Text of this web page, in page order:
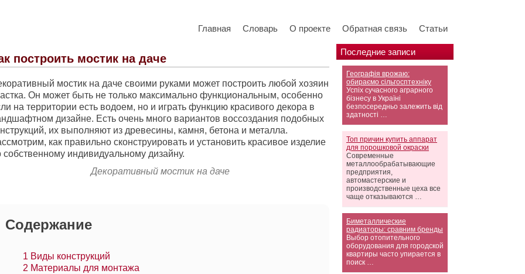
Главная Словарь О проекте Обратная связь Статьи
Последние записи
Географія врожаю:
обираємо сільгосптехніку
Успіх сучасного аграрного
бізнесу в Україні
безпосередньо залежить від
здатності …
Топ причин купить аппарат
для порошковой окраски
Современные
металлообрабатывающие
предприятия,
автомастерские и
производственные цеха все
чаще отказываются …
Биметаллические
радиаторы: сравним бренды
Выбор отопительного
оборудования для городской
квартиры часто упирается в
поиск …
построить мостик на даче
мостик на даче своими руками может построить любой хозяин
Он может быть не только максимально функциональным, особенно
на территории есть водоем, но и играть функцию красивого декора в
дизайне. Есть очень много вариантов воссоздания подобных
их выполняют из древесины, камня, бетона и металла.
как правильно сконструировать и установить красивое изделие
собственному индивидуальному дизайну.
Декоративный мостик на даче
Содержание
1 Виды конструкций
2 Материалы для монтажа